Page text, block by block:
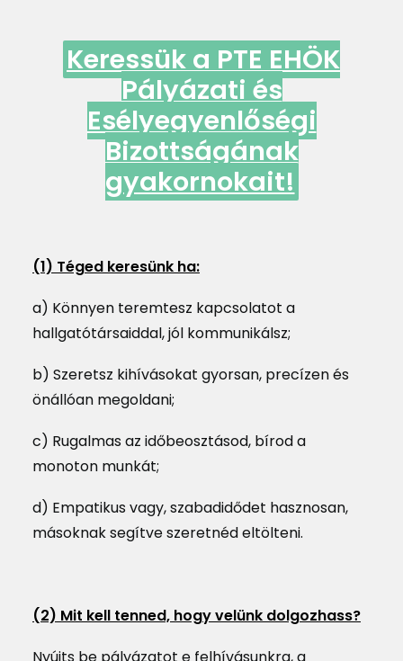
DOKUMENTUMTÁR
DIÁKHITEL
Keressük a PTE EHÖK
Pályázati és
Esélyegyenlőségi
Bizottságának
gyakornokait!
(1) Téged keresünk ha:
a) Könnyen teremtesz kapcsolatot a
hallgatótársaiddal, jól kommunikálsz;
b) Szeretsz kihívásokat gyorsan, precízen és
önállóan megoldani;
c) Rugalmas az időbeosztásod, bírod a
monoton munkát;
d) Empatikus vagy, szabadidődet hasznosan,
másoknak segítve szeretnéd eltölteni.
(2) Mit kell tenned, hogy velünk dolgozhass?